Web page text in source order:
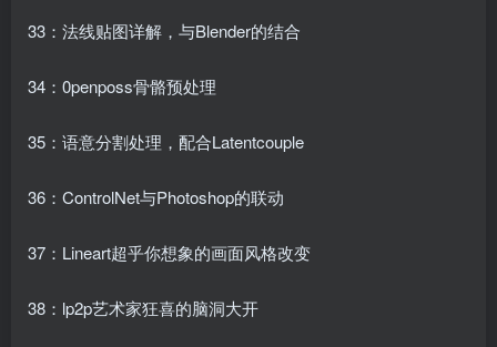
33：法线贴图详解，与Blender的结合
34：0penposs骨骼预处理
35：语意分割处理，配合Latentcouple
36：ControlNet与Photoshop的联动
37：Lineart超乎你想象的画面风格改变
38：lp2p艺术家狂喜的脑洞大开